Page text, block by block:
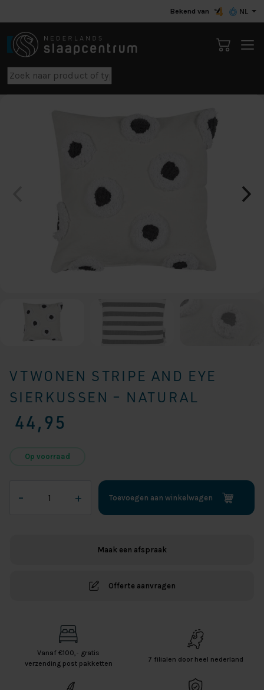
Bekend van NL
VTWONEN STRIPE AND EYE
SIERKUSSEN – NATURAL
44,95
Op voorraad
–
Stripe
+ Toevoegen aan winkelwagen
Maak een afspraak
Offerte aanvragen
Vanaf €100,- gratis
verzending post pakketten
7 filialen door heel nederland